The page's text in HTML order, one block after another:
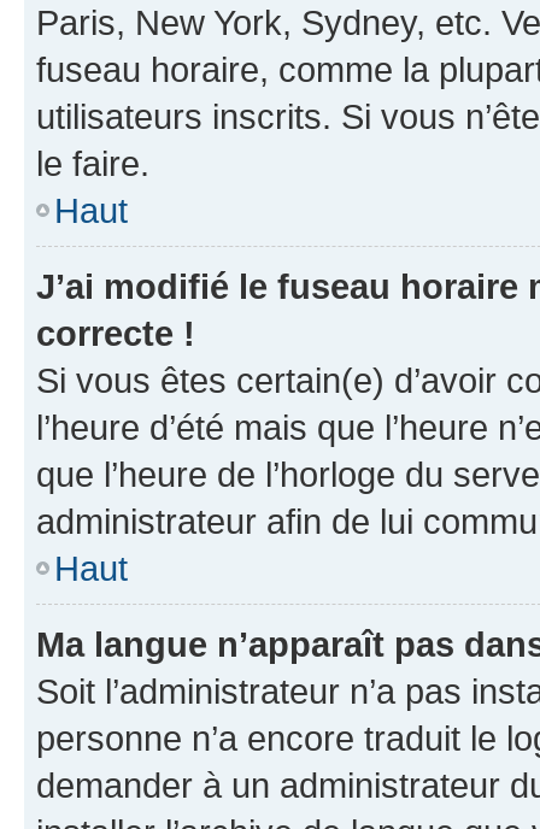
Paris, New York, Sydney, etc.
fuseau horaire, comme la
utilisateurs inscrits. Si vous
le faire.
Haut
J’ai modifié le fuseau horaire
correcte !
Si vous êtes certain(e) d’avoir
l’heure d’été mais que l’heure
que l’heure de l’horloge du
administrateur afin de lui
Haut
Ma langue n’apparaît pas
Soit l’administrateur n’a pas
personne n’a encore traduit le
demander à un administrateur